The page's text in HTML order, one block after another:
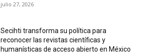
julio 27, 2026
Secihti transforma su política para
reconocer las revistas científicas y
humanísticas de acceso abierto en México